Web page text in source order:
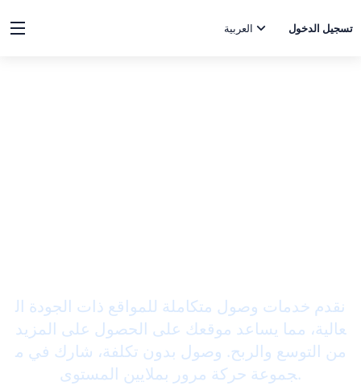
العربية تسجيل الدخول
نقدم خدمات وصول متكاملة للمواقع ذات الجودة ال
عالية، مما يساعد موقعك على الحصول على المزيد
من التوسع والربح. وصول بدون تكلفة، شارك في م
جموعة حركة مرور بملايين المستوى.